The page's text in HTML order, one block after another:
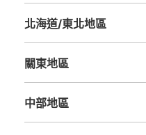
北海道/東北地區
關東地區
中部地區